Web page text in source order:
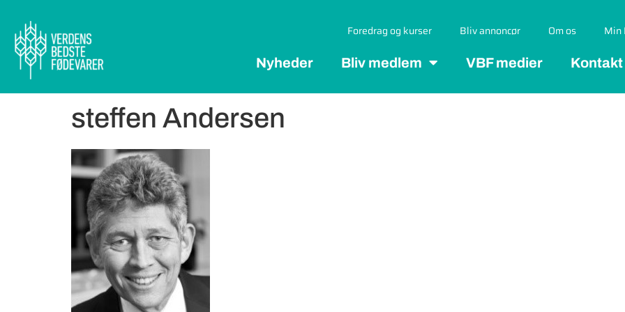
Foredrag og kurser Bliv annoncør Om os Min
Nyheder Bliv medlem VBF medier Kontakt
steffen Andersen